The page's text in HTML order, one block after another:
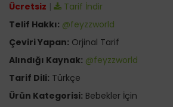
Ücretsiz |
Tarif İndir
Telif Hakkı: @feyzzworld
Çeviri Yapan: Orjinal Tarif
Alındığı Kaynak: @feyzzworld
Tarif Dili: Türkçe
Ürün Kategorisi: Bebekler İçin